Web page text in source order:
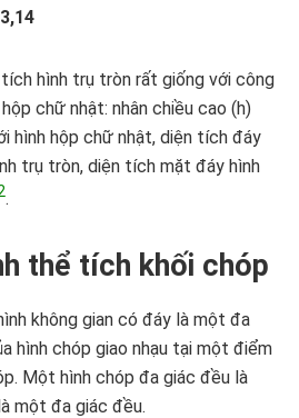
hình trụ tròn rất giống với công
chữ nhật: nhân chiều cao (h)
hình hộp chữ nhật, diện tích đáy
trụ tròn, diện tích mặt đáy hình
.
thể tích khối chóp
không gian có đáy là một đa
hình chóp giao nhạu tại một điểm
Một hình chóp đa giác đều là
một đa giác đều.